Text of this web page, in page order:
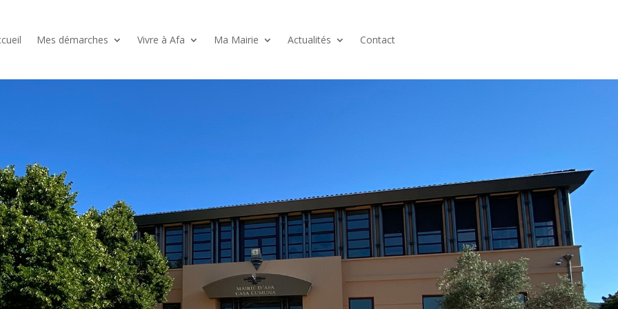
Mes démarches Vivre à Afa Ma Mairie Actualités Contact